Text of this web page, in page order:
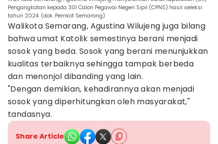
Pengangkatan kepada 301 Calon Pegawai Negeri Sipil (CPNS) hasil seleksi
tahun 2024. (dok. Pemkot Semarang)
Walikota Semarang, Agustina Wilujeng juga bilang
bahwa umat Katolik semestinya berani menjadi
sosok yang beda. Sosok yang berani menunjukkan
kualitas terbaiknya sehingga tampak berbeda
dan menonjol dibanding yang lain.
"Dengan demikian, kehadirannya akan menjadi
sosok yang diperhitungkan oleh masyarakat,"
tandasnya.
Share Article